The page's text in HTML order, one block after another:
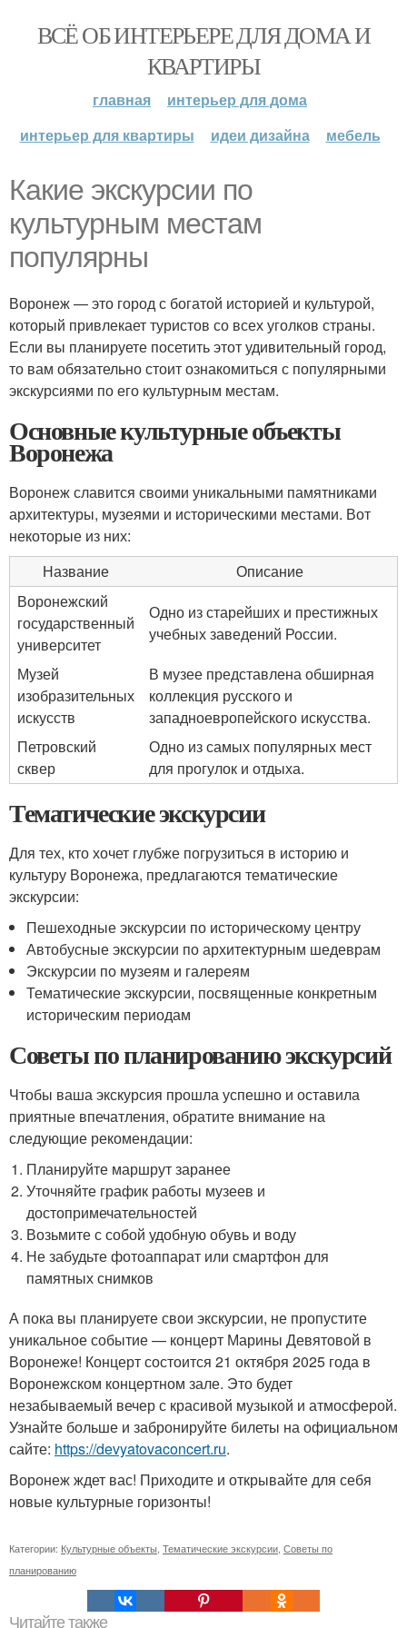
ВСЁ ОБ ИНТЕРЬЕРЕ ДЛЯ ДОМА И
КВАРТИРЫ
главная
интерьер для дома
интерьер для квартиры
идеи дизайна мебель
Какие экскурсии по
культурным местам
популярны
Воронеж — это город с богатой историей и культурой,
который привлекает туристов со всех уголков страны.
Если вы планируете посетить этот удивительный город,
то вам обязательно стоит ознакомиться с популярными
экскурсиями по его культурным местам.
Основные культурные объекты
Воронежа
Воронеж славится своими уникальными памятниками
архитектуры, музеями и историческими местами. Вот
некоторые из них:
Название
Описание
Воронежский
государственный
университет
Одно из старейших и престижных
учебных заведений России.
Музей
изобразительных
искусств
В музее представлена обширная
коллекция русского и
западноевропейского искусства.
Петровский
сквер
Одно из самых популярных мест
для прогулок и отдыха.
Тематические экскурсии
Для тех, кто хочет глубже погрузиться в историю и
культуру Воронежа, предлагаются тематические
экскурсии:
Пешеходные экскурсии по историческому центру
Автобусные экскурсии по архитектурным шедеврам
Экскурсии по музеям и галереям
Тематические экскурсии, посвященные конкретным
историческим периодам
Советы по планированию экскурсий
Чтобы ваша экскурсия прошла успешно и оставила
приятные впечатления, обратите внимание на
следующие рекомендации:
Планируйте маршрут заранее
Уточняйте график работы музеев и
достопримечательностей
Возьмите с собой удобную обувь и воду
Не забудьте фотоаппарат или смартфон для
памятных снимков
А пока вы планируете свои экскурсии, не пропустите
уникальное событие — концерт Марины Девятовой в
Воронеже! Концерт состоится 21 октября 2025 года в
Воронежском концертном зале. Это будет
незабываемый вечер с красивой музыкой и атмосферой.
Узнайте больше и забронируйте билеты на официальном
сайте: https://devyatovaconcert.ru.
Воронеж ждет вас! Приходите и открывайте для себя
новые культурные горизонты!
Категории: Культурные объекты Тематические экскурсии Советы по
планированию
Читайте также